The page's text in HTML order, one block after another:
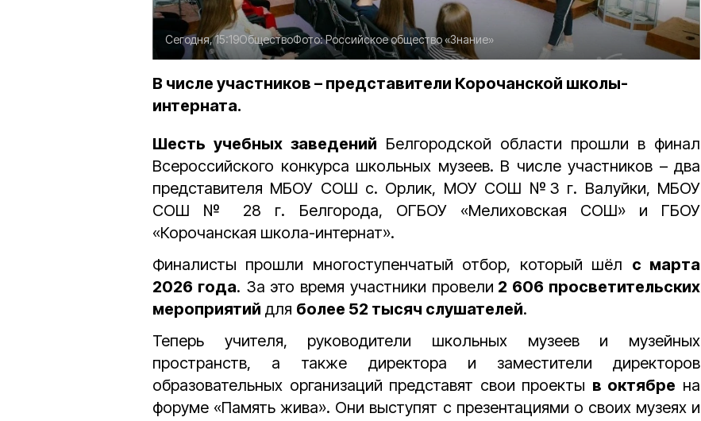
Сегодня, 15:19ОбществоФото:Российское общество «Знание»
В числе участников – представители Корочанской школы-
интерната.
Шесть учебных заведений Белгородской области прошли в финал
Всероссийского конкурса школьных музеев. В числе участников – два
представителя МБОУ СОШ с. Орлик, МОУ СОШ №3 г. Валуйки, МБОУ
СОШ № 28 г. Белгорода, ОГБОУ «Мелиховская СОШ» и ГБОУ
«Корочанская школа-интернат».
Финалисты прошли многоступенчатый отбор, который шёл с марта
2026 года. За это время участники провели 2 606 просветительских
мероприятий для более 52 тысяч слушателей.
Теперь учителя, руководители школьных музеев и музейных
пространств, а также директора и заместители директоров
образовательных организаций представят свои проекты в октябре на
форуме «Память жива». Они выступят с презентациями о своих музеях и